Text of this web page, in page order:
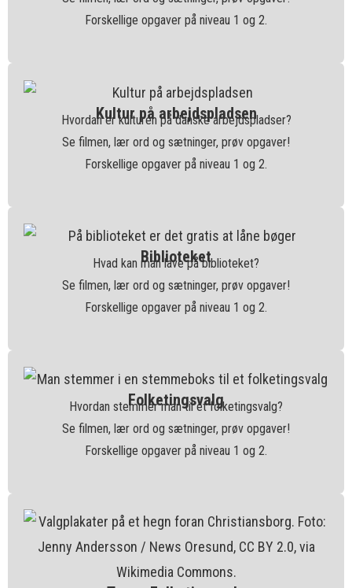
Forskellige opgaver på niveau 1 og 2.
Kultur på arbejdspladsen
Hvordan er kulturen på danske arbejdspladser?
Se filmen, lær ord og sætninger, prøv opgaver!
Forskellige opgaver på niveau 1 og 2.
Biblioteket
Hvad kan man lave på biblioteket?
Se filmen, lær ord og sætninger, prøv opgaver!
Forskellige opgaver på niveau 1 og 2.
Folketingsvalg
Hvordan stemmer man til et folketingsvalg?
Se filmen, lær ord og sætninger, prøv opgaver!
Forskellige opgaver på niveau 1 og 2.